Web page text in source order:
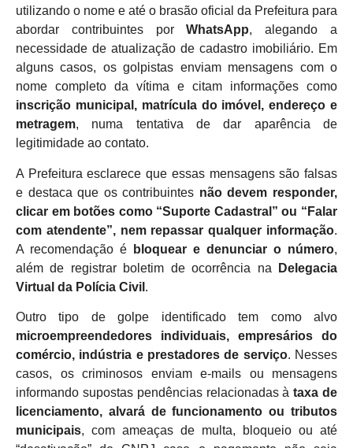
utilizando o nome e até o brasão oficial da Prefeitura para
abordar contribuintes porWhatsApp, alegando a
necessidade de atualização de cadastro imobiliário. Em
alguns casos, os golpistas enviam mensagens com o
nome completo da vítima e citam informações como
inscrição municipal, matrícula do imóvel, endereço e
metragem, numa tentativa de dar aparência de
legitimidade ao contato.
A Prefeitura esclarece que essas mensagens são falsas
e destaca que os contribuintes não devem responder,
clicar em botões como “Suporte Cadastral” ou “Falar
com atendente”, nem repassar qualquer informação.
A recomendação é
bloquear e denunciar o número,
além de registrar boletim de ocorrência na
Delegacia
Virtual da Polícia Civil .
Outro tipo de golpe identificado tem como alvo
microempreendedores individuais, empresários do
comércio, indústria e prestadores de serviço. Nesses
casos, os criminosos enviam e-mails ou mensagens
informando supostas pendências relacionadas àtaxa de
licenciamento, alvará de funcionamento ou tributos
municipais, com ameaças de multa, bloqueio ou até